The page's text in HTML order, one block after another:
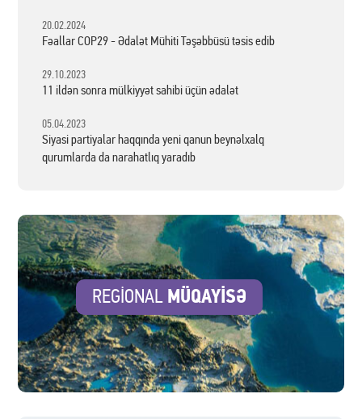
20.02.2024
Fəallar COP29 - Ədalət Mühiti Təşəbbüsü təsis edib
29.10.2023
11 ildən sonra mülkiyyət sahibi üçün ədalət
05.04.2023
Siyasi partiyalar haqqında yeni qanun beynəlxalq
qurumlarda da narahatlıq yaradıb
REGİONAL MÜQAYİSƏ